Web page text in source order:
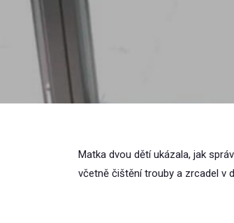
Matka dvou dětí ukázala, jak
včetně čištění trouby a zrcadel v